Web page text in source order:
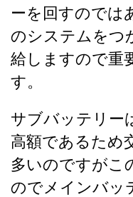
ーを回すのでは
のシステムをつ
給しますので重
す。
サブバッテリー
高額であるため
多いのですがこ
のでメインバッ